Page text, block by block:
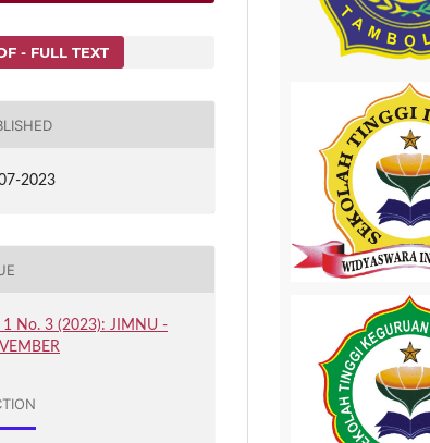
- FULL TEXT
2023
1 No. 3 (2023): JIMNU -